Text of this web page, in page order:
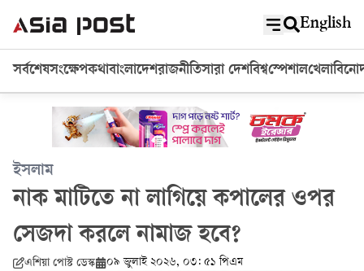
English
সর্বশেষসংক্ষেপকথাবাংলাদেশরাজনীতিসারা দেশবিশ্বস্পেশালখেলা
ইসলাম
নাক মাটিতে না লাগিয়ে কপালের ওপর
সেজদা করলে নামাজ হবে?
এশিয়া পোস্ট ডেস্ক ০৯ জুলাই ২০২৬, ০৩: ৫১ পিএম